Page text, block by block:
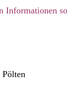
Informationen